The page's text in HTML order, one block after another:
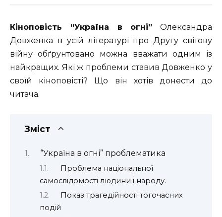
Кіноповість “Україна в огні” Олександра
Довженка в усій літературі про Другу світову
війну обґрунтовано можна вважати одним із
найкращих. Які ж проблеми ставив Довженко у
своїй кіноповісті? Що він хотів донести до
читача.
Зміст
“Україна в огні” проблематика
Проблема національної
самосвідомості людини і народу.
Показ трагедійності тогочасних
подій